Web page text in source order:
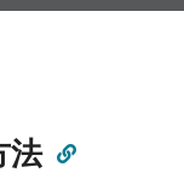
法